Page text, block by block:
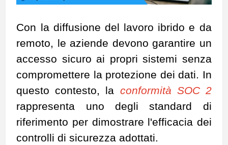
Con la diffusione del lavoro ibrido e da
remoto, le aziende devono garantire un
accesso sicuro ai propri sistemi senza
compromettere la protezione dei dati. In
questo contesto, la conformità SOC 2
rappresenta uno degli standard di
riferimento per dimostrare l'efficacia dei
controlli di sicurezza adottati.